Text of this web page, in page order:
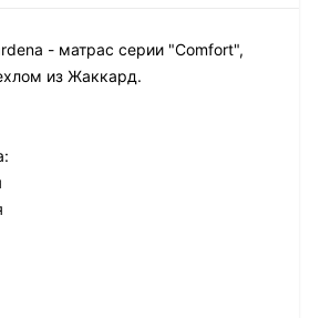
- матрас серии "Comfort",
из Жаккард.